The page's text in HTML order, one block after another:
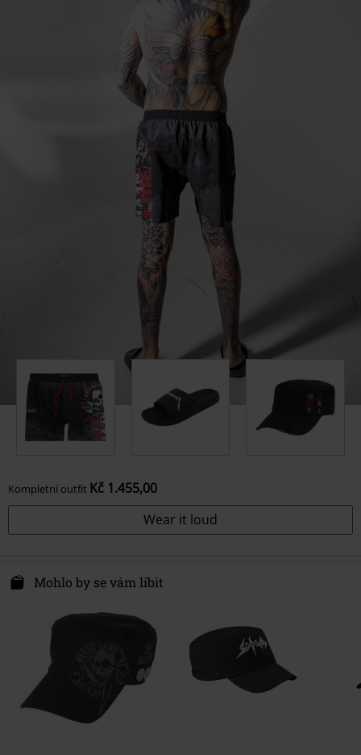
Kompletní outfit Kč 1.455,00
Wear it loud
Mohlo by se vám líbit